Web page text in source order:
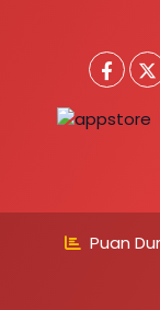
Puan